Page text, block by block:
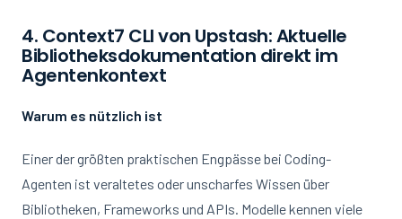
4. Context7 CLI von Upstash: Aktuelle
Bibliotheksdokumentation direkt im
Agentenkontext
Warum es nützlich ist
Einer der größten praktischen Engpässe bei Coding-
Agenten ist veraltetes oder unscharfes Wissen über
Bibliotheken, Frameworks und APIs. Modelle kennen viele